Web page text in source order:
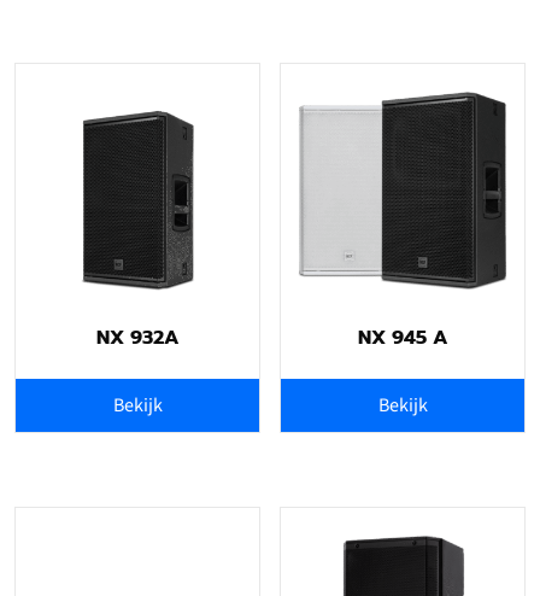
NX 932A
Bekijk
NX 945 A
Bekijk